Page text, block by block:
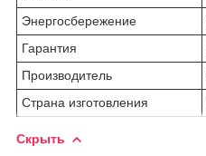
Энергосбережение
Гарантия
Производитель
Страна изготовления
Скрыть